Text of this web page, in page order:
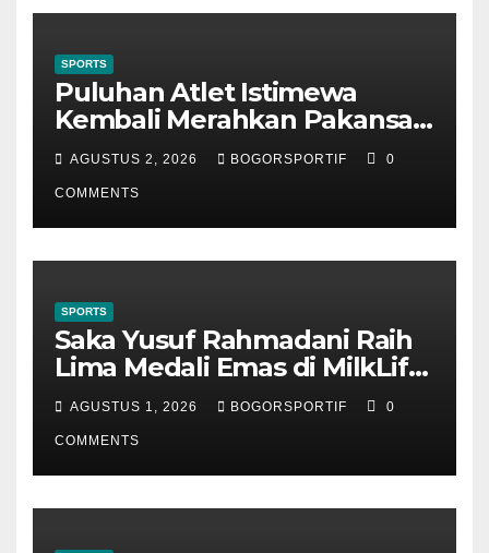
SPORTS
Puluhan Atlet Istimewa
Kembali Merahkan Pakansari
Saat Timnas Garuda Lawan
Vietnam
AGUSTUS 2, 2026 BOGORSPORTIF 0
COMMENTS
SPORTS
Saka Yusuf Rahmadani Raih
Lima Medali Emas di MilkLife
Archery Challenge Kejuaran
Nasional Junior 2026
AGUSTUS 1, 2026 BOGORSPORTIF 0
COMMENTS